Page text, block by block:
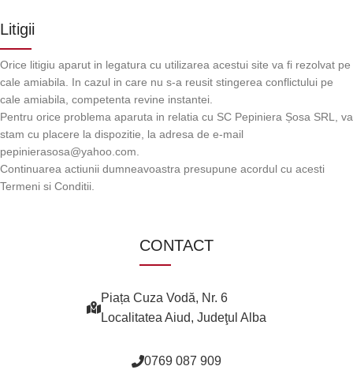
Litigii
Orice litigiu aparut in legatura cu utilizarea acestui site va fi rezolvat pe
cale amiabila. In cazul in care nu s-a reusit stingerea conflictului pe
cale amiabila, competenta revine instantei.
Pentru orice problema aparuta in relatia cu SC Pepiniera Șosa SRL, va
stam cu placere la dispozitie, la adresa de e-mail
pepinierasosa@yahoo.com.
Continuarea actiunii dumneavoastra presupune acordul cu acesti
Termeni si Conditii.
CONTACT
Piața Cuza Vodă, Nr. 6
Localitatea Aiud, Judeţul Alba
0769 087 909